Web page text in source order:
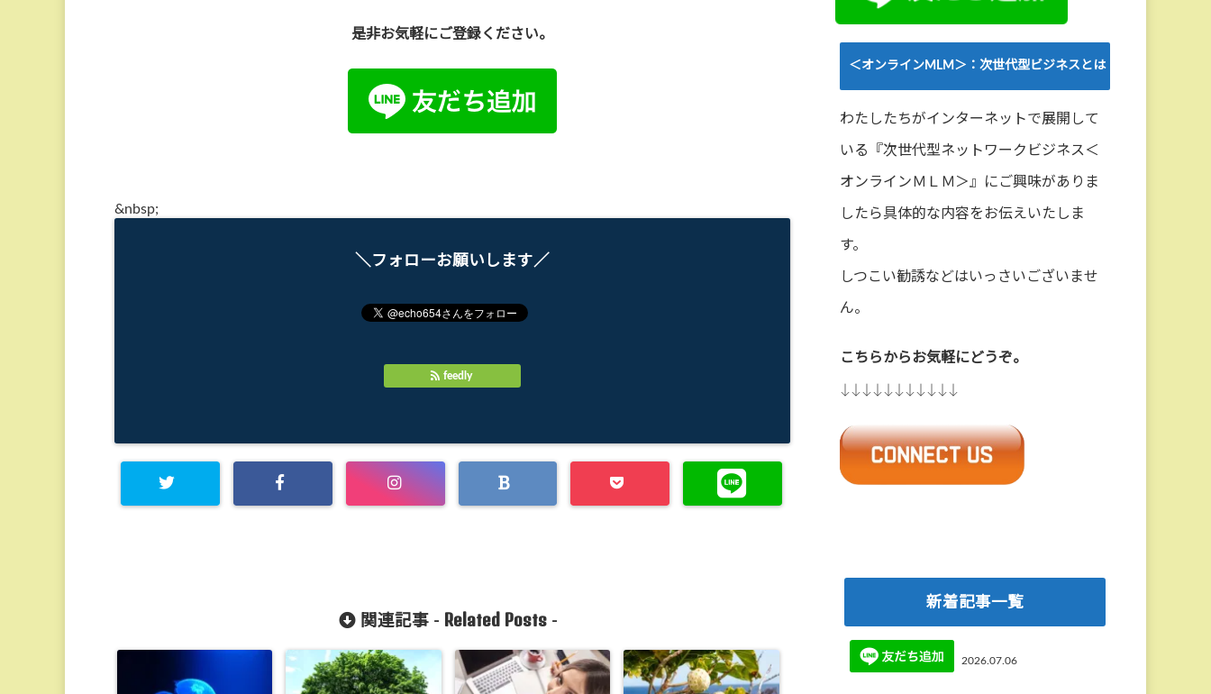
是非お気軽にご登録ください。
&nbsp;
＼フォローお願いします／
feedly
関連記事 - Related Posts-
＜オンラインMLM＞：次世代型ビジネスとは
わたしたちがインターネットで展開して
いる『次世代型ネットワークビジネス＜
オンラインＭＬＭ＞』にご興味がありま
したら具体的な内容をお伝えいたしま
す。
しつこい勧誘などはいっさいございませ
ん。
こちらからお気軽にどうぞ。
↓↓↓↓↓↓↓↓↓↓↓
新着記事一覧
2026.07.06